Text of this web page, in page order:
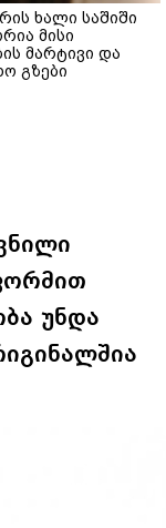
ხალი საშიში
მისი
მარტივი და
გზები
უნდა